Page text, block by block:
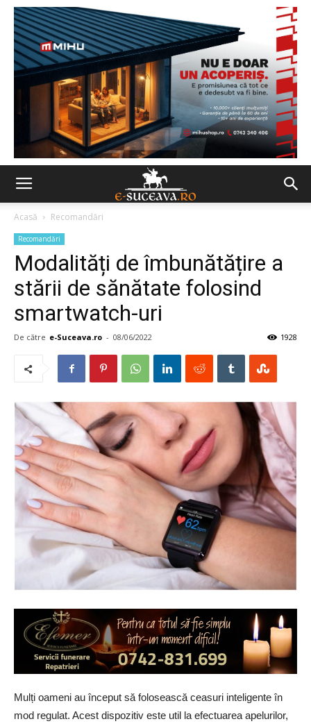
Acasă Recomandări
Recomandări
Modalități de îmbunătățire a
stării de sănătate folosind
smartwatch-uri
De către e-Suceava.ro - 08/06/2022 1928
Mulți oameni au început să folosească ceasuri inteligente în
mod regulat. Acest dispozitiv este util la efectuarea apelurilor,